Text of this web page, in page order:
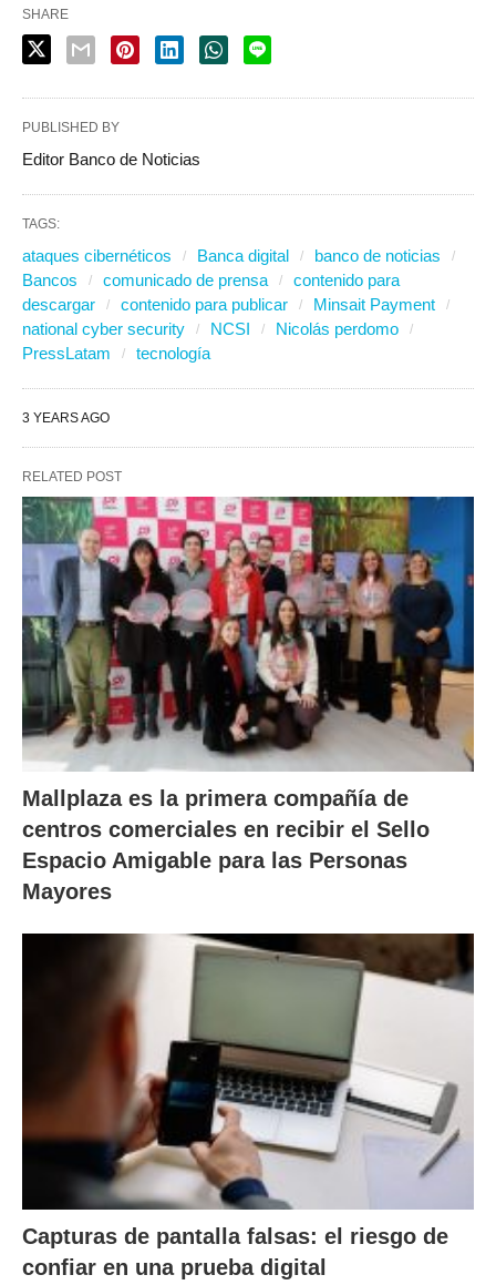
SHARE
PUBLISHED BY
Editor Banco de Noticias
TAGS:
ataques cibernéticos Banca digital
banco de noticias
Bancos
comunicado de prensa
contenido para
descargar
contenido para publicar
Minsait Payment
national cyber security
NCSI
Nicolás perdomo
PressLatam
tecnología
3 YEARS AGO
RELATED POST
Mallplaza es la primera compañía de
centros comerciales en recibir el Sello
Espacio Amigable para las Personas
Mayores
Capturas de pantalla falsas: el riesgo de
confiar en una prueba digital